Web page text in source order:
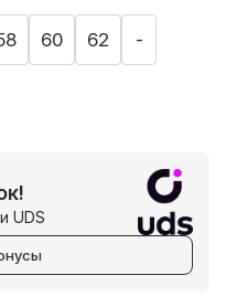
60 62 -
UDS